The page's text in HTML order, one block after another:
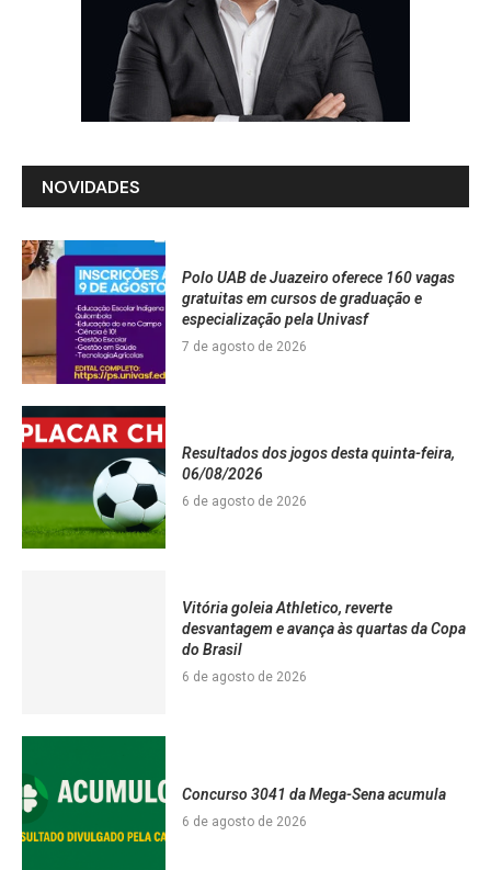
NOVIDADES
Polo UAB de Juazeiro oferece 160 vagas
gratuitas em cursos de graduação e
especialização pela Univasf
7 de agosto de 2026
Resultados dos jogos desta quinta-feira,
06/08/2026
6 de agosto de 2026
Vitória goleia Athletico, reverte
desvantagem e avança às quartas da Copa
do Brasil
6 de agosto de 2026
Concurso 3041 da Mega-Sena acumula
6 de agosto de 2026